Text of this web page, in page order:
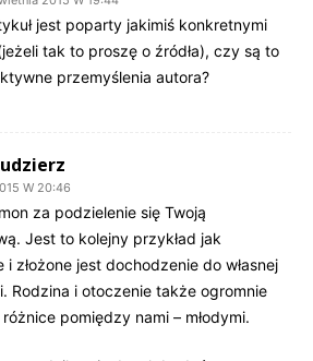
jest poparty jakimiś konkretnymi
tak to proszę o źródła), czy są to
przemyślenia autora?
W 20:46
za podzielenie się Twoją
Jest to kolejny przykład jak
i złożone jest dochodzenie do własnej
Rodzina i otoczenie także ogromnie
różnice pomiędzy nami – młodymi.